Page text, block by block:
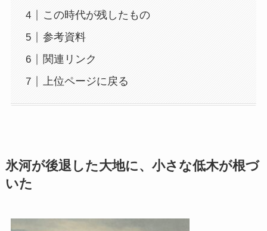
この時代が残したもの
参考資料
関連リンク
上位ページに戻る
氷河が後退した大地に、小さな低木が根づ
いた